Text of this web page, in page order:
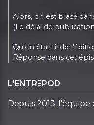
Alors, on est blasé
(Le délai de
Qu'en était-il de
Réponse dans cet
L'ENTREPOD
Depuis 2013,